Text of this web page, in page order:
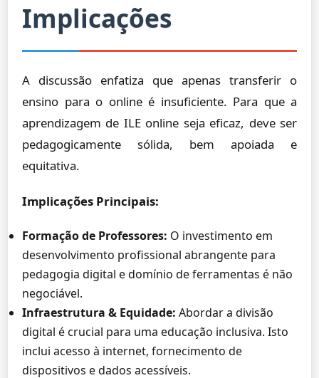
Implicações
A discussão enfatiza que apenas transferir o
ensino para o online é insuficiente. Para que a
aprendizagem de ILE online seja eficaz, deve ser
pedagogicamente sólida, bem apoiada e
equitativa.
Implicações Principais:
Formação de Professores: O investimento em
desenvolvimento profissional abrangente para
pedagogia digital e domínio de ferramentas é não
negociável.
Infraestrutura & Equidade: Abordar a divisão
digital é crucial para uma educação inclusiva. Isto
inclui acesso à internet, fornecimento de
dispositivos e dados acessíveis.